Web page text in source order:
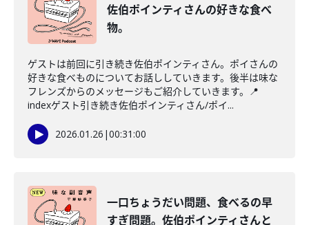
佐伯ポインティさんの好きな食べ
物。
ゲストは前回に引き続き佐伯ポインティさん。ポイさんの
好きな食べものについてお話ししていきます。後半は味な
フレンズからのメッセージもご紹介していきます。📍
indexゲスト引き続き佐伯ポインティさん/ポイ...
2026.01.26 |00:31:00
一口ちょうだい問題、食べるの早
すぎ問題。佐伯ポインティさんと